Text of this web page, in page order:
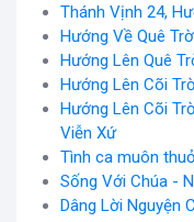
Thánh Vịnh 24,
Hướng Về Quê
Hướng Lên Quê
Hướng Lên Cõi
Hướng Lên Cõi
Viễn Xứ
Tình ca muôn
Sống Với Chúa -
Dâng Lời Nguyện